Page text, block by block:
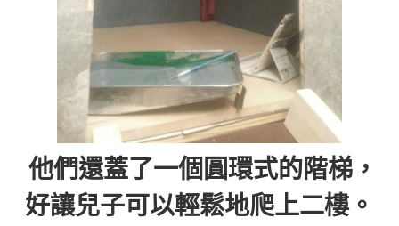
他們還蓋了一個圓環式的階梯，
好讓兒子可以輕鬆地爬上二樓。